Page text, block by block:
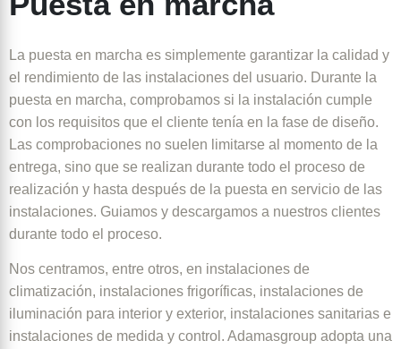
La puesta en marcha es simplemente garantizar la calidad y
el rendimiento de las instalaciones del usuario. Durante la
puesta en marcha, comprobamos si la instalación cumple
con los requisitos que el cliente tenía en la fase de diseño.
Las comprobaciones no suelen limitarse al momento de la
entrega, sino que se realizan durante todo el proceso de
realización y hasta después de la puesta en servicio de las
instalaciones. Guiamos y descargamos a nuestros clientes
durante todo el proceso.
Nos centramos, entre otros, en instalaciones de
climatización, instalaciones frigoríficas, instalaciones de
iluminación para interior y exterior, instalaciones sanitarias e
instalaciones de medida y control. Adamasgroup adopta una